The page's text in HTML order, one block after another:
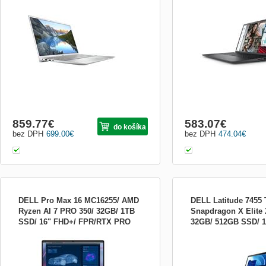
- GF MX330 - Wi-Fi 5 - platinová stříbrná
699.00€
bez DPH
859.77€ do košíka
8GB (1x 8GB) [DDR4,
SODIMM, maximální
Operační systém :
MUI (English, C...
474.04€
bez DPH
583.07€
DELL Pro Max 16 MC16255/ AMD
Ryzen AI 7 PRO 350/ 32GB/ 1TB
SSD/ 16" FHD+/ FPR/RTX PRO
FVN8W
DELL Latitude 7455
Snapdragon X Elite
32GB/ 512GB SSD/